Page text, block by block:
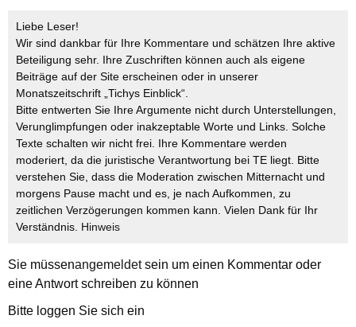
Liebe Leser!
Wir sind dankbar für Ihre Kommentare und schätzen Ihre aktive
Beteiligung sehr. Ihre Zuschriften können auch als eigene
Beiträge auf der Site erscheinen oder in unserer
Monatszeitschrift „Tichys Einblick“.
Bitte entwerten Sie Ihre Argumente nicht durch Unterstellungen,
Verunglimpfungen oder inakzeptable Worte und Links. Solche
Texte schalten wir nicht frei. Ihre Kommentare werden
moderiert, da die juristische Verantwortung bei TE liegt. Bitte
verstehen Sie, dass die Moderation zwischen Mitternacht und
morgens Pause macht und es, je nach Aufkommen, zu
zeitlichen Verzögerungen kommen kann. Vielen Dank für Ihr
Verständnis. Hinweis
Sie müssenangemeldetsein um einen Kommentar oder
eine Antwort schreiben zu können
Bitte loggen Sie sich ein